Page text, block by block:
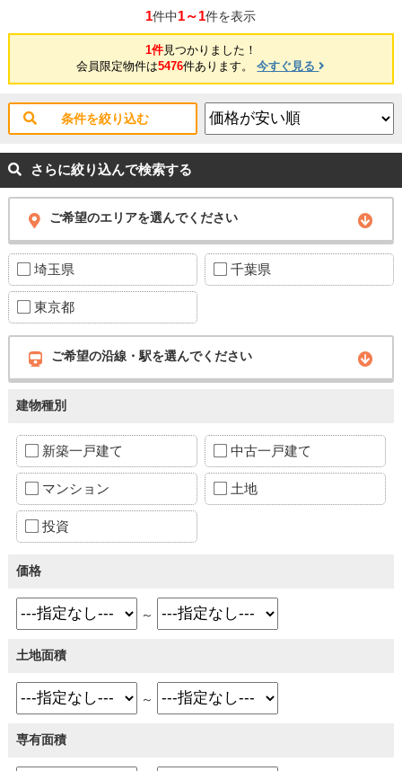
1件中1～1件を表示
1件見つかりました！
会員限定物件は5476件あります。今すぐ見る
条件を絞り込む
さらに絞り込んで検索する
ご希望のエリアを選んでください
埼玉県 千葉県
東京都
ご希望の沿線・駅を選んでください
建物種別
新築一戸建て 中古一戸建て
マンション 土地
投資
価格
～
土地面積
～
専有面積